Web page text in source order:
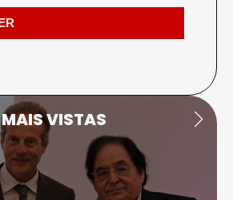
MAIS VISTAS